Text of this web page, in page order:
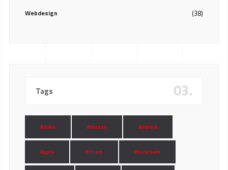
Webdesign (38)
Tags 03.
Adobe Amazon Android
Apple Bitcoin Blockchain